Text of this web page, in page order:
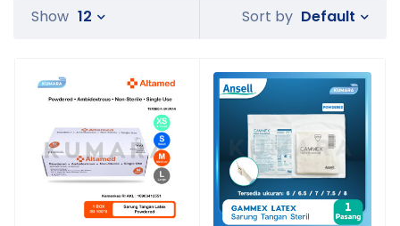
Sort by Default
Show 12